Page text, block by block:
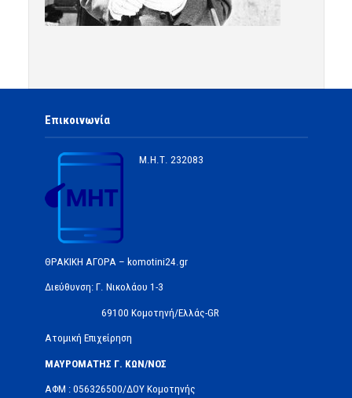
Επικοινωνία
Μ.Η.Τ. 232083
ΘΡΑΚΙΚΗ ΑΓΟΡΑ – komotini24.gr
Διεύθυνση: Γ. Νικολάου 1-3
69100 Κομοτηνή/Ελλάς-GR
Ατομική Επιχείρηση
ΜΑΥΡΟΜΑΤΗΣ Γ. ΚΩΝ/ΝΟΣ
ΑΦΜ : 056326500/ΔOΥ Κομοτηνής